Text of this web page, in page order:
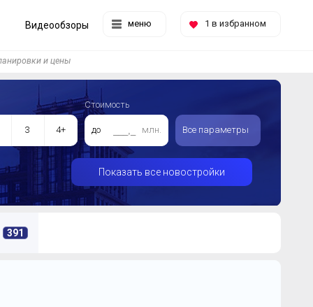
меню 1 в избранном
Видеообзоры
и цены
3 4+
Стоимость
до млн. Все параметры
Показать все новостройки
391